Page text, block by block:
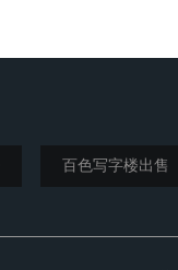
百色写字楼出售